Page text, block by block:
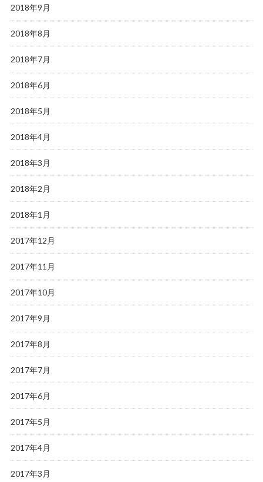
2018年9月
2018年8月
2018年7月
2018年6月
2018年5月
2018年4月
2018年3月
2018年2月
2018年1月
2017年12月
2017年11月
2017年10月
2017年9月
2017年8月
2017年7月
2017年6月
2017年5月
2017年4月
2017年3月